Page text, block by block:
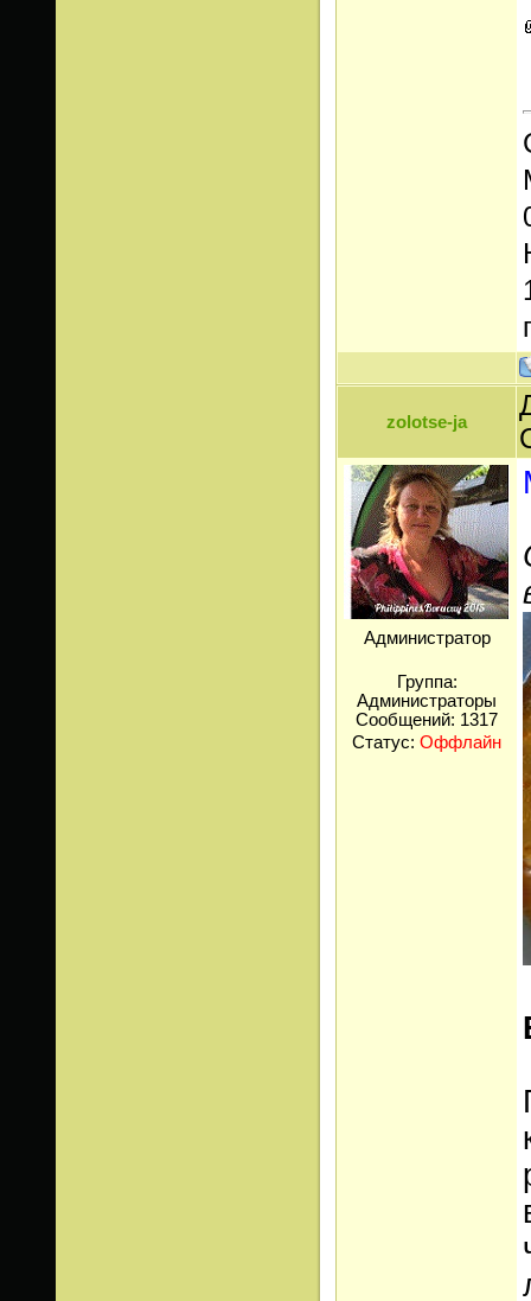
zolotse-ja
Администратор
Группа:
Администраторы
Сообщений: 1317
Статус: Оффлайн